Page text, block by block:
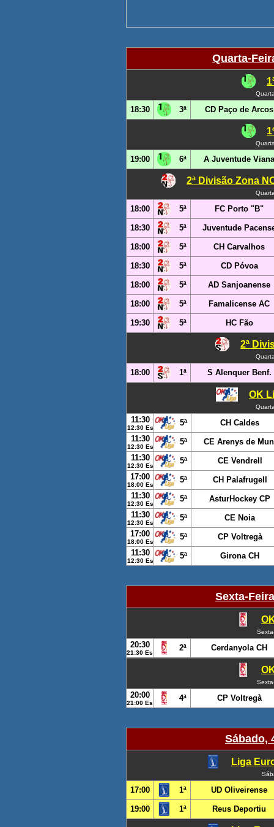
Quarta-
18:30 3ª CD Paço de Arcos
19:00 6ª A Juventude Viana
2ª Divisão Zona
18:00 5ª FC Porto "B"
18:30 5ª Juventude
18:00 5ª CH Carvalhos
18:30 5ª CD Póvoa
18:00 5ª AD Sanjoanense
18:00 5ª Famalicense AC
19:30 5ª HC Fão
2ª
18:00 1ª S Alenquer Benf.
OK
11:30
12:30 Es
5ª
CH Caldes
11:30
12:30 Es
5ª
CE Arenys de
11:30
12:30 Es
5ª
CE Vendrell
17:00
18:00 Es
5ª
CH Palafrugell
11:30
12:30 Es
5ª
AsturHockey CP
11:30
12:30 Es
5ª
CE Noia
17:00
18:00 Es
5ª
CP Voltregà
11:30
12:30 Es
5ª Girona CH
Sexta-
20:30
21:30 Es
2ª Cerdanyola CH
20:00
21:00 Es
4ª CP Voltregà
Sábado,
Liga
17:00 1ª UD Oliveirense
19:00 1ª Reus Deportiu